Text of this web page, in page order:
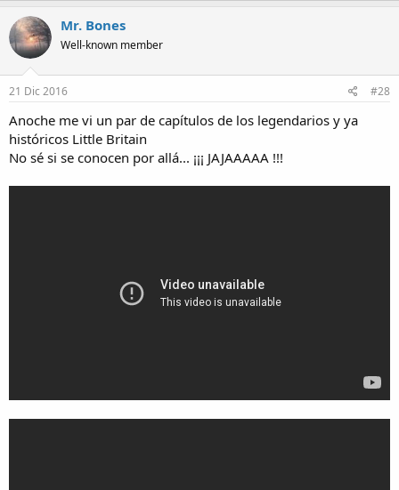
Mr. Bones
Well-known member
21 Dic 2016 #28
Anoche me vi un par de capítulos de los legendarios y ya
históricos Little Britain
No sé si se conocen por allá... ¡¡¡ JAJAAAAA !!!